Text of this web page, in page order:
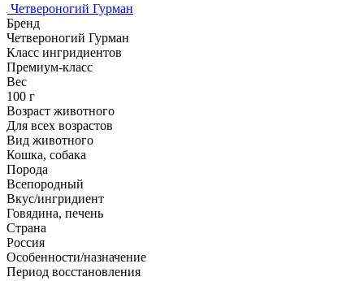
Четвероногий Гурман
Бренд
Четвероногий Гурман
Класс ингридиентов
Премиум-класс
Вес
100 г
Возраст животного
Для всех возрастов
Вид животного
Кошка, собака
Порода
Всепородный
Вкус/ингридиент
Говядина, печень
Страна
Россия
Особенности/назначение
Период восстановления